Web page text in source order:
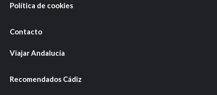
Política de cookies
Contacto
Viajar Andalucía
Recomendados Cádiz